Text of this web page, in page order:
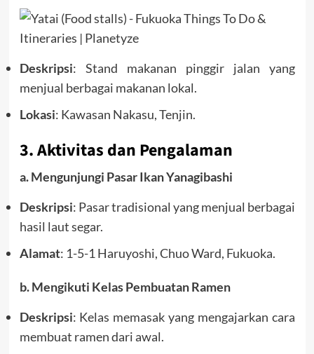
Deskripsi: Stand makanan pinggir jalan yang
menjual berbagai makanan lokal.
Lokasi: Kawasan Nakasu, Tenjin.
3. Aktivitas dan Pengalaman
a. Mengunjungi Pasar Ikan Yanagibashi
Deskripsi: Pasar tradisional yang menjual berbagai
hasil laut segar.
Alamat: 1-5-1 Haruyoshi, Chuo Ward, Fukuoka.
b. Mengikuti Kelas Pembuatan Ramen
Deskripsi: Kelas memasak yang mengajarkan cara
membuat ramen dari awal.